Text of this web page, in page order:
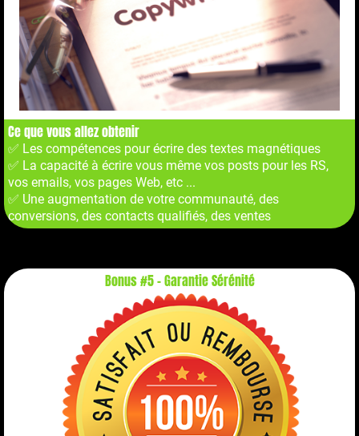
Ce que vous allez obtenir
✅ Les compétences pour écrire des textes magnétiques
✅ La capacité à écrire vous même vos posts pour les RS,
vos emails, vos pages Web, etc ...
✅ Une augmentation de votre communauté, des
conversions, des contacts qualifiés, des ventes
Bonus #5 - Garantie Sérénité